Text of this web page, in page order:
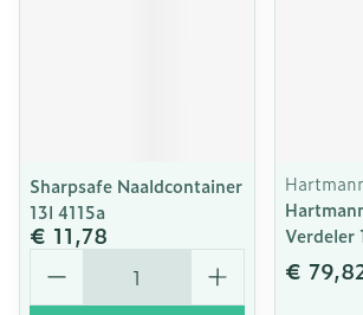
Sharpsafe Naaldcontainer
13l 4115a
€ 11,78
Aantal
Verdeler
€